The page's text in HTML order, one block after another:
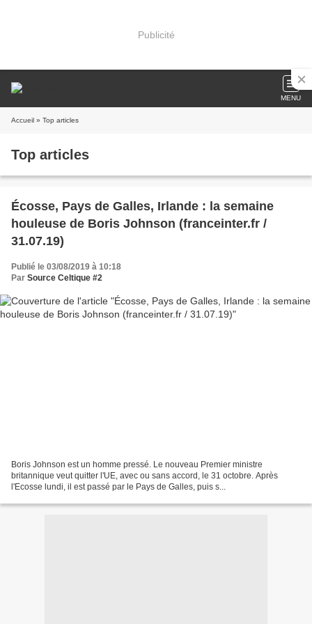
Publicité
MENU
Accueil » Top articles
Top articles
Écosse, Pays de Galles, Irlande : la semaine
houleuse de Boris Johnson (franceinter.fr /
31.07.19)
Publié le 03/08/2019 à 10:18
Par Source Celtique #2
Boris Johnson est un homme pressé. Le nouveau Premier ministre
britannique veut quitter l'UE, avec ou sans accord, le 31 octobre. Après
l'Ecosse lundi, il est passé par le Pays de Galles, puis s...